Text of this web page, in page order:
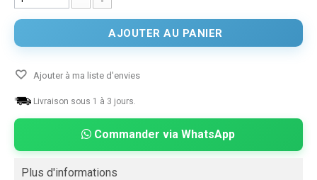
AJOUTER AU PANIER
Ajouter à ma liste d'envies
Livraison sous 1 à 3 jours.
Commander via WhatsApp
Plus d'informations